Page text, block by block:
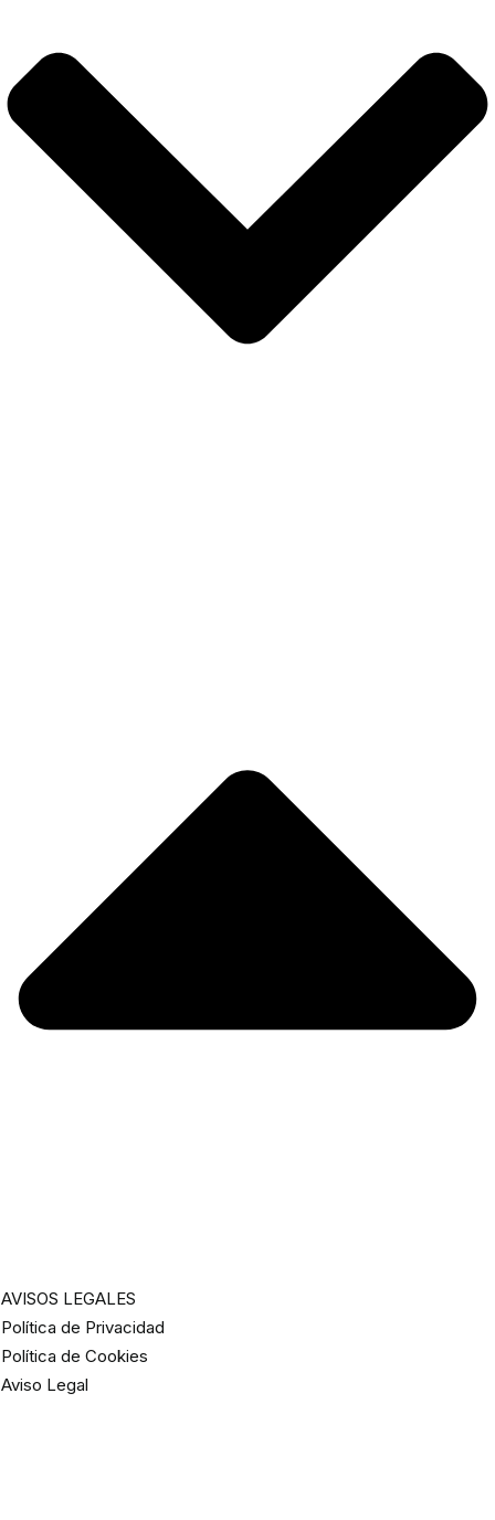
AVISOS LEGALES
Política de Privacidad
Política de Cookies
Aviso Legal